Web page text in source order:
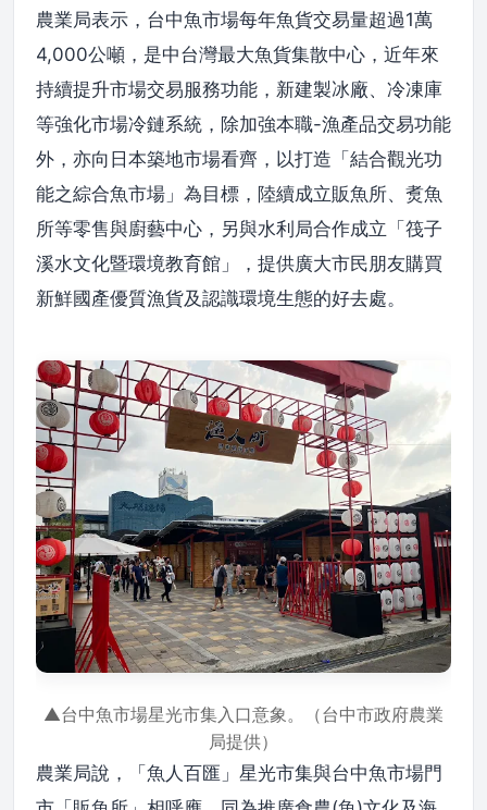
農業局表示，台中魚市場每年魚貨交易量超過1萬
4,000公噸，是中台灣最大魚貨集散中心，近年來
持續提升市場交易服務功能，新建製冰廠、冷凍庫
等強化市場冷鏈系統，除加強本職-漁產品交易功能
外，亦向日本築地市場看齊，以打造「結合觀光功
能之綜合魚市場」為目標，陸續成立販魚所、煑魚
所等零售與廚藝中心，另與水利局合作成立「筏子
溪水文化暨環境教育館」，提供廣大市民朋友購買
新鮮國產優質漁貨及認識環境生態的好去處。
▲台中魚市場星光市集入口意象。（台中市政府農業
局提供）
農業局說，「魚人百匯」星光市集與台中魚市場門